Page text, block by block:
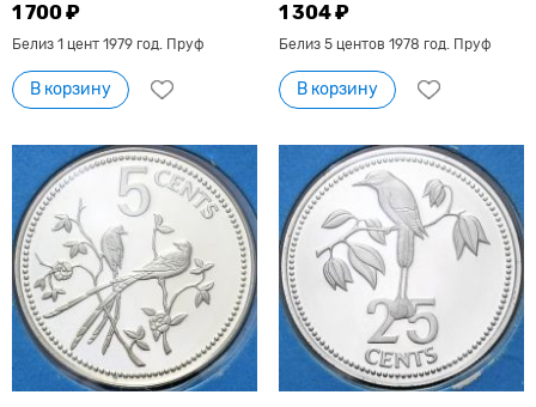
1 700 ₽
Белиз 1 цент 1979 год. Пруф
В корзину
1 304 ₽
Белиз 5 центов 1978 год. Пруф
В корзину